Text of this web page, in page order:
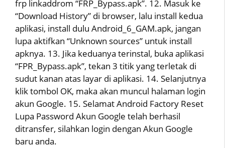
frp linkaddrom “FRP_Bypass.apk”. 12. Masuk ke
“Download History” di browser, lalu install kedua
aplikasi, install dulu Android_6_GAM.apk, jangan
lupa aktifkan “Unknown sources” untuk install
apknya. 13. Jika keduanya terinstal, buka aplikasi
“FPR_Bypass.apk”, tekan 3 titik yang terletak di
sudut kanan atas layar di aplikasi. 14. Selanjutnya
klik tombol OK, maka akan muncul halaman login
akun Google. 15. Selamat Android Factory Reset
Lupa Password Akun Google telah berhasil
ditransfer, silahkan login dengan Akun Google
baru anda.